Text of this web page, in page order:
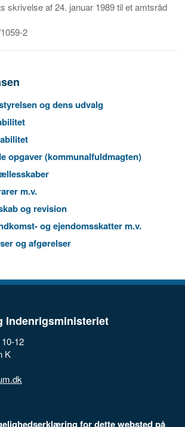
skrivelse af 24. januar 1989 til et amtsråd
2
og dens udvalg
opgaver (kommunalfuldmagten)
m.v.
og revision
og ejendomsskatter m.v.
og afgørelser
Indenrigsministeriet
12
K
for dette websted på